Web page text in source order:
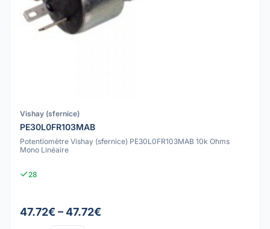
Vishay (sfernice)
PE30L0FR103MAB
Potentiomètre Vishay (sfernice) PE30L0FR103MAB 10k Ohms
Mono Linéaire
28
47.72€ – 47.72€